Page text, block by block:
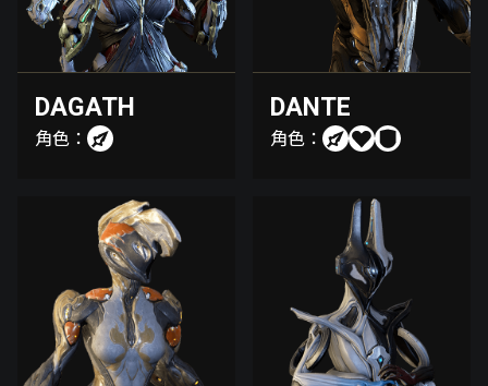
DAGATH
角色：
DANTE
角色：